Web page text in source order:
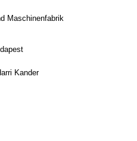
Maschinenfabrik
Kander